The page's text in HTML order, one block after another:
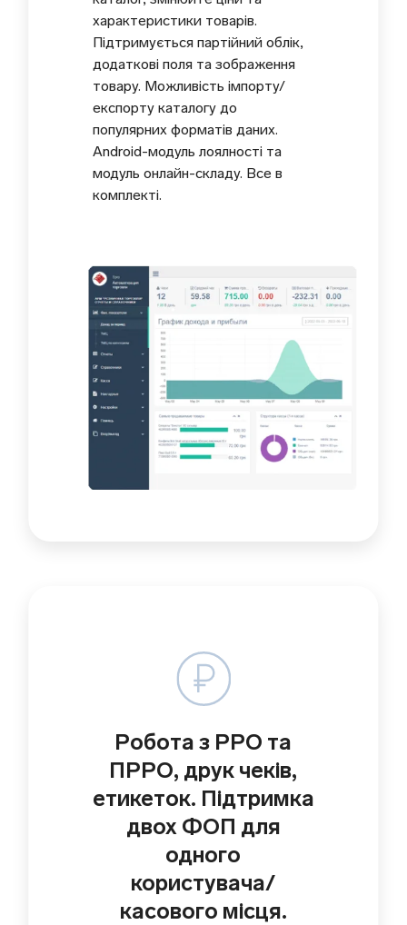
характеристики товарів.
Підтримується партійний облік,
додаткові поля та зображення
товару. Можливість імпорту/
експорту каталогу до
популярних форматів даних.
Android-модуль лоялності та
модуль онлайн-складу. Все в
комплекті.
Робота з РРО та
ПРРО, друк чеків,
етикеток. Підтримка
двох ФОП для
одного
користувача/
касового місця.